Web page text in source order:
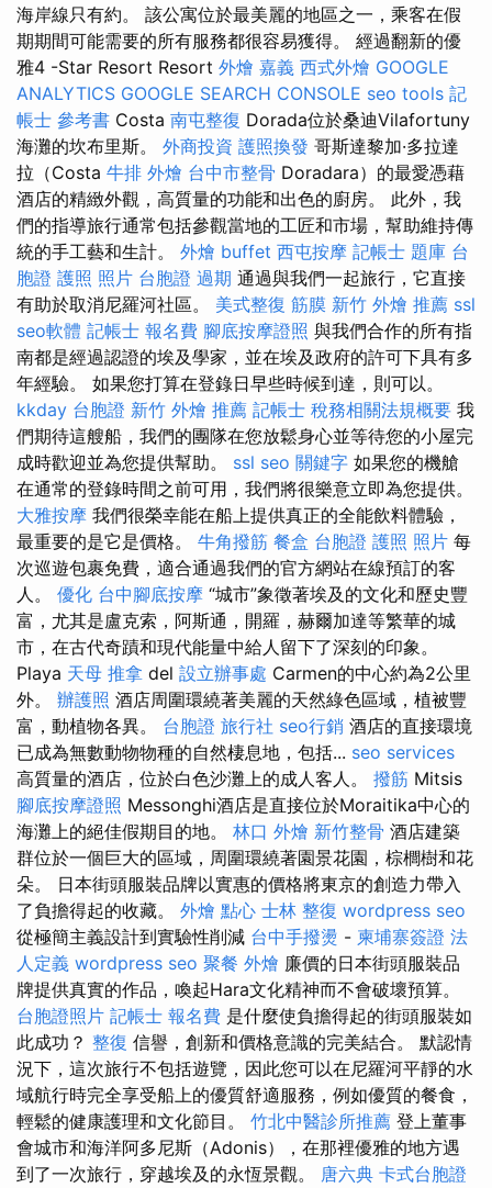
海岸線只有約。 該公寓位於最美麗的地區之一，乘客在假
期期間可能需要的所有服務都很容易獲得。 經過翻新的優
雅4 -Star Resort Resort 外燴 嘉義 西式外燴 GOOGLE
ANALYTICS GOOGLE SEARCH CONSOLE seo tools 記
帳士 參考書 Costa 南屯整復 Dorada位於桑迪Vilafortuny
海灘的坎布里斯。 外商投資 護照換發 哥斯達黎加·多拉達
拉（Costa 牛排 外燴 台中市整骨 Doradara）的最愛憑藉
酒店的精緻外觀，高質量的功能和出色的廚房。 此外，我
們的指導旅行通常包括參觀當地的工匠和市場，幫助維持傳
統的手工藝和生計。 外燴 buffet 西屯按摩 記帳士 題庫 台
胞證 護照 照片 台胞證 過期 通過與我們一起旅行，它直接
有助於取消尼羅河社區。 美式整復 筋膜 新竹 外燴 推薦 ssl
seo軟體 記帳士 報名費 腳底按摩證照 與我們合作的所有指
南都是經過認證的埃及學家，並在埃及政府的許可下具有多
年經驗。 如果您打算在登錄日早些時候到達，則可以。
kkday 台胞證 新竹 外燴 推薦 記帳士 稅務相關法規概要 我
們期待這艘船，我們的團隊在您放鬆身心並等待您的小屋完
成時歡迎並為您提供幫助。 ssl seo 關鍵字 如果您的機艙
在通常的登錄時間之前可用，我們將很樂意立即為您提供。
大雅按摩 我們很榮幸能在船上提供真正的全能飲料體驗，
最重要的是它是價格。 牛角撥筋 餐盒 台胞證 護照 照片 每
次巡遊包裹免費，適合通過我們的官方網站在線預訂的客
人。 優化 台中腳底按摩 “城市”象徵著埃及的文化和歷史豐
富，尤其是盧克索，阿斯通，開羅，赫爾加達等繁華的城
市，在古代奇蹟和現代能量中給人留下了深刻的印象。
Playa 天母 推拿 del 設立辦事處 Carmen的中心約為2公里
外。 辦護照 酒店周圍環繞著美麗的天然綠色區域，植被豐
富，動植物各異。 台胞證 旅行社 seo行銷 酒店的直接環境
已成為無數動物物種的自然棲息地，包括... seo services
高質量的酒店，位於白色沙灘上的成人客人。 撥筋 Mitsis
腳底按摩證照 Messonghi酒店是直接位於Moraitika中心的
海灘上的絕佳假期目的地。 林口 外燴 新竹整骨 酒店建築
群位於一個巨大的區域，周圍環繞著園景花園，棕櫚樹和花
朵。 日本街頭服裝品牌以實惠的價格將東京的創造力帶入
了負擔得起的收藏。 外燴 點心 士林 整復 wordpress seo
從極簡主義設計到實驗性削減 台中手撥燙 - 柬埔寨簽證 法
人定義 wordpress seo 聚餐 外燴 廉價的日本街頭服裝品
牌提供真實的作品，喚起Hara文化精神而不會破壞預算。
台胞證照片 記帳士 報名費 是什麼使負擔得起的街頭服裝如
此成功？ 整復 信譽，創新和價格意識的完美結合。 默認情
況下，這次旅行不包括遊覽，因此您可以在尼羅河平靜的水
域航行時完全享受船上的優質舒適服務，例如優質的餐食，
輕鬆的健康護理和文化節目。 竹北中醫診所推薦 登上董事
會城市和海洋阿多尼斯（Adonis），在那裡優雅的地方遇
到了一次旅行，穿越埃及的永恆景觀。 唐六典 卡式台胞證